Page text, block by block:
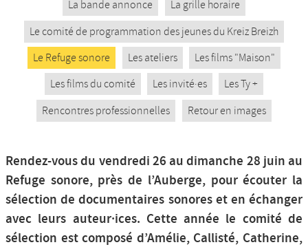
La bande annonce
La grille horaire
Le comité de programmation des jeunes du Kreiz Breizh
Le Refuge sonore
Les ateliers
Les films "Maison"
Les films du comité
Les invité·es
Les Ty +
Rencontres professionnelles
Retour en images
Rendez-vous du vendredi 26 au dimanche 28 juin au
Refuge sonore, près de l’Auberge, pour écouter la
sélection de documentaires sonores et en échanger
avec leurs auteur·ices. Cette année le comité de
sélection est composé d’Amélie, Callisté, Catherine,